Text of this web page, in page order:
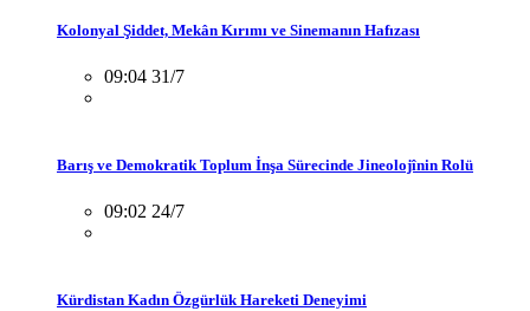
Kolonyal Şiddet, Mekân Kırımı ve Sinemanın Hafızası
09:04 31/7
Barış ve Demokratik Toplum İnşa Sürecinde Jineolojînin Rolü
09:02 24/7
Kürdistan Kadın Özgürlük Hareketi Deneyimi